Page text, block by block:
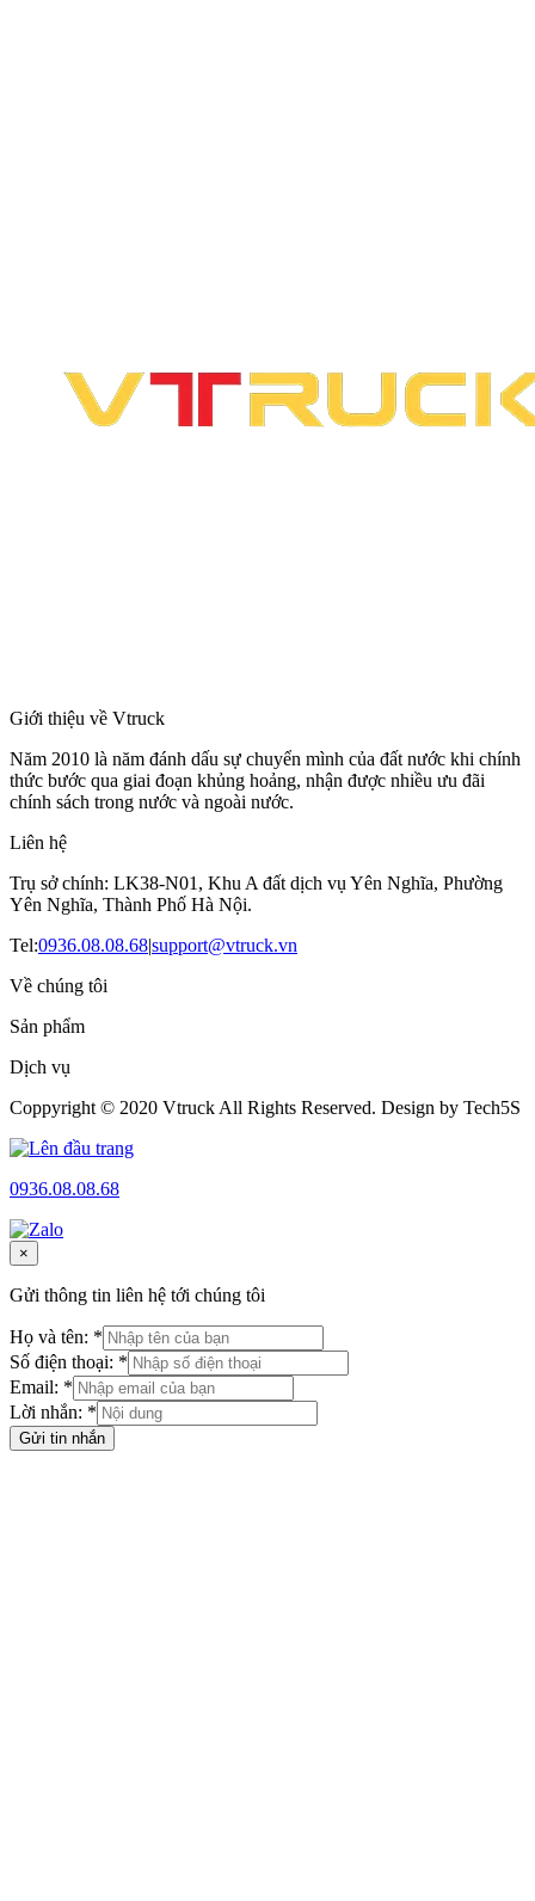
Giới thiệu về Vtruck
Năm 2010 là năm đánh dấu sự chuyển mình của đất nước khi chính
thức bước qua giai đoạn khủng hoảng, nhận được nhiều ưu đãi
chính sách trong nước và ngoài nước.
Liên hệ
Trụ sở chính: LK38-N01, Khu A đất dịch vụ Yên Nghĩa, Phường
Yên Nghĩa, Thành Phố Hà Nội.
Tel:0936.08.08.68|support@vtruck.vn
Về chúng tôi
Sản phẩm
Dịch vụ
Coppyright © 2020 Vtruck All Rights Reserved. Design by Tech5S
0936.08.08.68
×
Gửi thông tin liên hệ tới chúng tôi
Họ và tên: *
Số điện thoại: *
Email: *
Lời nhắn: *
Gửi tin nhắn